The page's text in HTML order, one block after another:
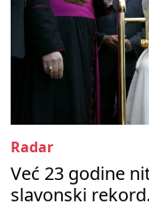
Radar
Već 23 godine
slavonski